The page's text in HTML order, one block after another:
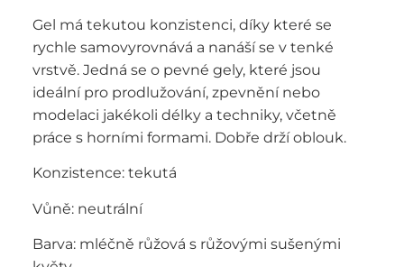
Gel má tekutou konzistenci, díky které se
rychle samovyrovnává a nanáší se v tenké
vrstvě. Jedná se o pevné gely, které jsou
ideální pro prodlužování, zpevnění nebo
modelaci jakékoli délky a techniky, včetně
práce s horními formami. Dobře drží oblouk.
Konzistence: tekutá
Vůně: neutrální
Barva: mléčně růžová s růžovými sušenými